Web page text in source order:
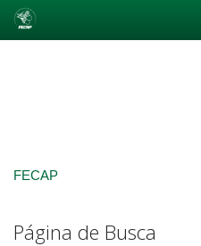
FECAP
Página de Busca